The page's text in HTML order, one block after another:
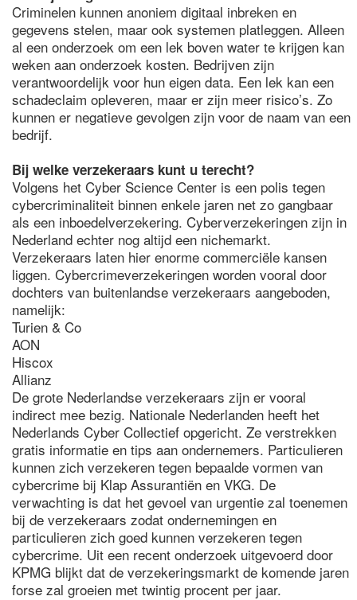
Criminelen kunnen anoniem digitaal inbreken en
gegevens stelen, maar ook systemen platleggen. Alleen
al een onderzoek om een lek boven water te krijgen kan
weken aan onderzoek kosten. Bedrijven zijn
verantwoordelijk voor hun eigen data. Een lek kan een
schadeclaim opleveren, maar er zijn meer risico’s. Zo
kunnen er negatieve gevolgen zijn voor de naam van een
bedrijf.
Bij welke verzekeraars kunt u terecht?
Volgens het Cyber Science Center is een polis tegen
cybercriminaliteit binnen enkele jaren net zo gangbaar
als een inboedelverzekering. Cyberverzekeringen zijn in
Nederland echter nog altijd een nichemarkt.
Verzekeraars laten hier enorme commerciële kansen
liggen. Cybercrimeverzekeringen worden vooral door
dochters van buitenlandse verzekeraars aangeboden,
namelijk:
Turien & Co
AON
Hiscox
Allianz
De grote Nederlandse verzekeraars zijn er vooral
indirect mee bezig. Nationale Nederlanden heeft het
Nederlands Cyber Collectief opgericht. Ze verstrekken
gratis informatie en tips aan ondernemers. Particulieren
kunnen zich verzekeren tegen bepaalde vormen van
cybercrime bij Klap Assurantiën en VKG. De
verwachting is dat het gevoel van urgentie zal toenemen
bij de verzekeraars zodat ondernemingen en
particulieren zich goed kunnen verzekeren tegen
cybercrime. Uit een recent onderzoek uitgevoerd door
KPMG blijkt dat de verzekeringsmarkt de komende jaren
forse zal groeien met twintig procent per jaar.